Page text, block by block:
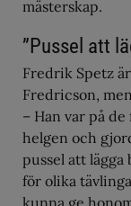
mästerskap.
”Pussel att
Fredrik Spetz
Fredricson,
– Han var på
helgen och
pussel att
för olika
kunna ge